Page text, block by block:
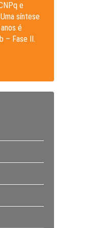
e
síntese
é
– Fase II.